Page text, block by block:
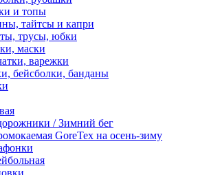
и топы
тайтсы и капри
трусы, юбки
маски
варежки
бейсболки, банданы
/ Зимний бег
GoreTex на осень-зиму